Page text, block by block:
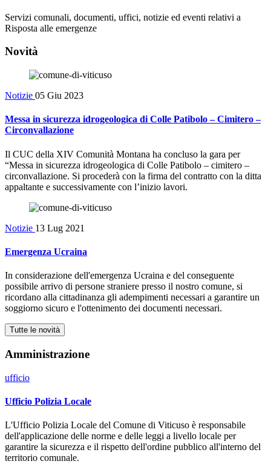
Servizi comunali, documenti, uffici, notizie ed eventi relativi a
Risposta alle emergenze
Novità
Notizie 05 Giu 2023
Messa in sicurezza idrogeologica di Colle Patibolo – Cimitero –
Circonvallazione
Il CUC della XIV Comunità Montana ha concluso la gara per
“Messa in sicurezza idrogeologica di Colle Patibolo – cimitero –
circonvallazione. Si procederà con la firma del contratto con la ditta
appaltante e successivamente con l’inizio lavori.
Notizie 13 Lug 2021
Emergenza Ucraina
In considerazione dell'emergenza Ucraina e del conseguente
possibile arrivo di persone straniere presso il nostro comune, si
ricordano alla cittadinanza gli adempimenti necessari a garantire un
soggiorno sicuro e l'ottenimento dei documenti necessari.
Tutte le novità
Amministrazione
ufficio
Ufficio Polizia Locale
L'Ufficio Polizia Locale del Comune di Viticuso è responsabile
dell'applicazione delle norme e delle leggi a livello locale per
garantire la sicurezza e il rispetto dell'ordine pubblico all'interno del
territorio comunale.